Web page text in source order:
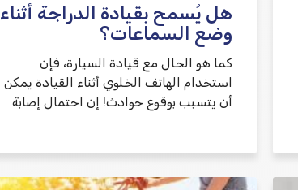
هل يُسمح بقيادة الدراجة أثناء
وضع السماعات؟
كما هو الحال مع قيادة السيارة، فإن
استخدام الهاتف الخلوي أثناء القيادة يمكن
أن يتسبب بوقوع حوادث! إن احتمال إصابة